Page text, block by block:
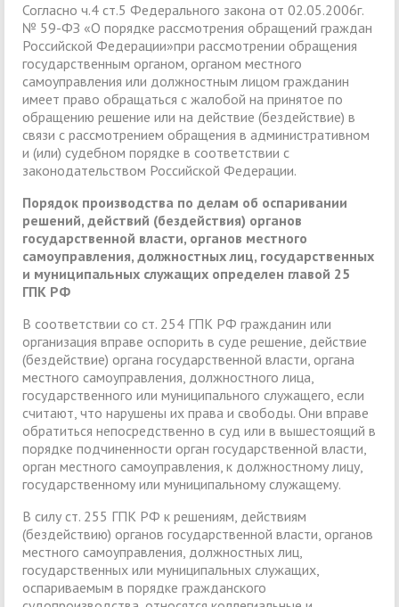
Согласно ч.4 ст.5 Федерального закона от 02.05.2006г.
№ 59-ФЗ «О порядке рассмотрения обращений граждан
Российской Федерации»при рассмотрении обращения
государственным органом, органом местного
самоуправления или должностным лицом гражданин
имеет право обращаться с жалобой на принятое по
обращению решение или на действие (бездействие) в
связи с рассмотрением обращения в административном
и (или) судебном порядке в соответствии с
законодательством Российской Федерации.
Порядок производства по делам об оспаривании
решений, действий (бездействия) органов
государственной власти, органов местного
самоуправления, должностных лиц, государственных
и муниципальных служащих определен главой 25
ГПК РФ
В соответствии со ст. 254 ГПК РФ гражданин или
организация вправе оспорить в суде решение, действие
(бездействие) органа государственной власти, органа
местного самоуправления, должностного лица,
государственного или муниципального служащего, если
считают, что нарушены их права и свободы. Они вправе
обратиться непосредственно в суд или в вышестоящий в
порядке подчиненности орган государственной власти,
орган местного самоуправления, к должностному лицу,
государственному или муниципальному служащему.
В силу ст. 255 ГПК РФ к решениям, действиям
(бездействию) органов государственной власти, органов
местного самоуправления, должностных лиц,
государственных или муниципальных служащих,
оспариваемым в порядке гражданского